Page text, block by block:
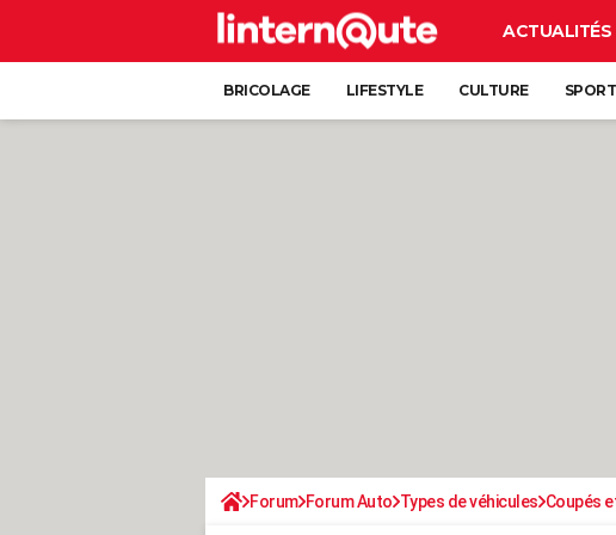
ACTUALITÉS
BRICOLAGE LIFESTYLE CULTURE SPORT
Forum Forum Auto Types de véhicules Coupés